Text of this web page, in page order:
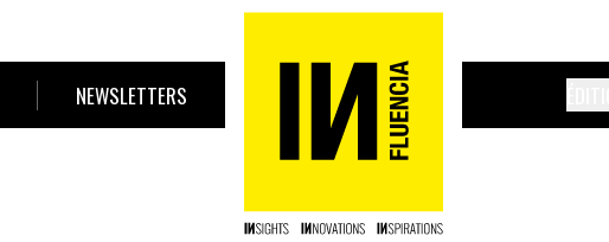
NEWSLETTERS